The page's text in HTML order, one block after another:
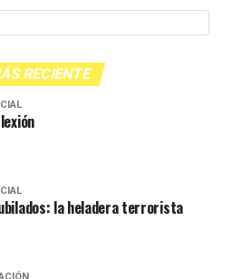
RECIENTE
la heladera terrorista